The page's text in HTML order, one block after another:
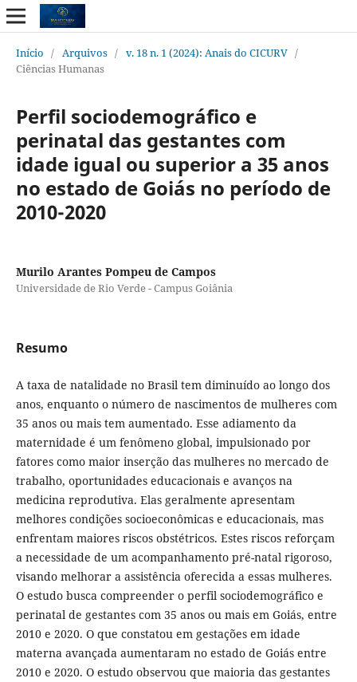
Início / Arquivos / v. 18 n. 1 (2024): Anais do CICURV /
Ciências Humanas
Perfil sociodemográfico e
perinatal das gestantes com
idade igual ou superior a 35 anos
no estado de Goiás no período de
2010-2020
Murilo Arantes Pompeu de Campos
Universidade de Rio Verde - Campus Goiânia
Resumo
A taxa de natalidade no Brasil tem diminuído ao longo dos
anos, enquanto o número de nascimentos de mulheres com
35 anos ou mais tem aumentado. Esse adiamento da
maternidade é um fenômeno global, impulsionado por
fatores como maior inserção das mulheres no mercado de
trabalho, oportunidades educacionais e avanços na
medicina reprodutiva. Elas geralmente apresentam
melhores condições socioeconômicas e educacionais, mas
enfrentam maiores riscos obstétricos. Estes riscos reforçam
a necessidade de um acompanhamento pré-natal rigoroso,
visando melhorar a assistência oferecida a essas mulheres.
O estudo busca compreender o perfil sociodemográfico e
perinatal de gestantes com 35 anos ou mais em Goiás, entre
2010 e 2020. O que constatou em gestações em idade
materna avançada aumentaram no estado de Goiás entre
2010 e 2020. O estudo observou que maioria das gestantes